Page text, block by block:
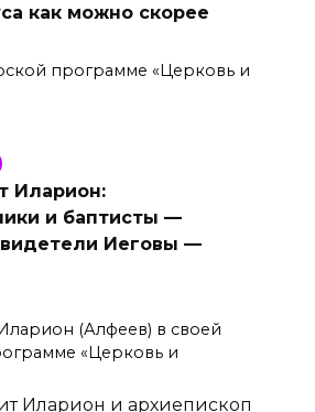
как можно скорее
программе «Церковь и
Иларион:
и баптисты —
Иеговы —
(Алфеев) в своей
«Церковь и